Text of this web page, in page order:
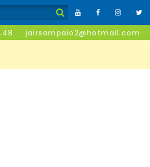
jairsampaio2@hotmail.com